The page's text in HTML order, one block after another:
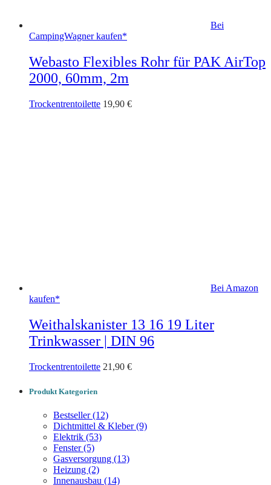
Bei
CampingWagner kaufen*
Webasto Flexibles Rohr für PAK AirTop
2000, 60mm, 2m
Trockentrentoilette 19,90 €
Bei Amazon
kaufen*
Weithalskanister 13 16 19 Liter
Trinkwasser | DIN 96
Trockentrentoilette 21,90 €
Produkt Kategorien
Bestseller(12)
Dichtmittel & Kleber(9)
Elektrik (53)
Fenster(5)
Gasversorgung (13)
Heizung (2)
Innenausbau (14)